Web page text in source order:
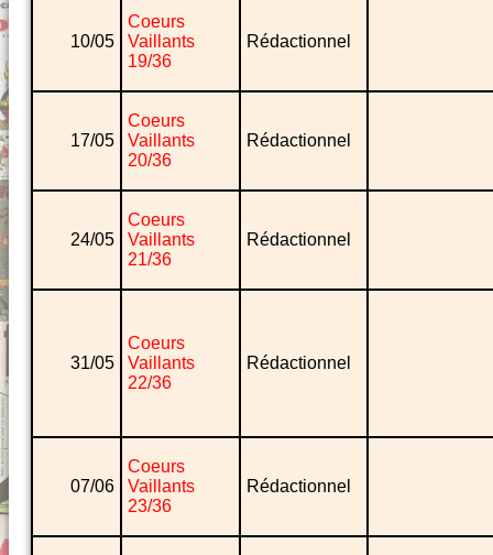
10/05
Coeurs
Vaillants
19/36
Rédactionnel
17/05
Coeurs
Vaillants
20/36
Rédactionnel
24/05
Coeurs
Vaillants
21/36
Rédactionnel
31/05
Coeurs
Vaillants
22/36
Rédactionnel
07/06
Coeurs
Vaillants
23/36
Rédactionnel